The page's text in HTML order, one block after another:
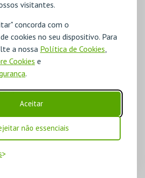
visitantes.
concorda com o
cookies no seu dispositivo. Para
a nossa Política de Cookies
Cookies e
.
Aceitar
não essenciais
Miguel